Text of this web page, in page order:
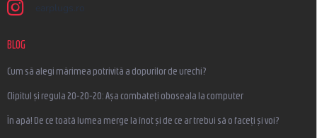
earplugs.ro
BLOG
Cum să alegi mărimea potrivită a dopurilor de urechi?
Clipitul și regula 20-20-20: Așa combateți oboseala la computer
În apă! De ce toată lumea merge la înot și de ce ar trebui să o faceți și voi?